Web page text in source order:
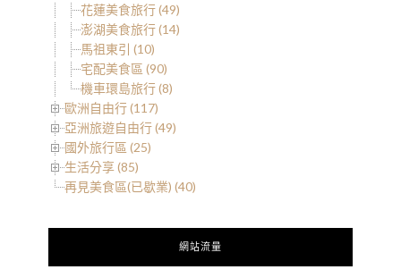
花蓮美食旅行 (49)
澎湖美食旅行 (14)
馬祖東引 (10)
宅配美食區 (90)
機車環島旅行 (8)
歐洲自由行 (117)
亞洲旅遊自由行 (49)
國外旅行區 (25)
生活分享 (85)
再見美食區(已歇業) (40)
網站流量